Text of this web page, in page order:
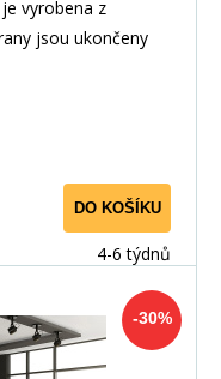
vyrobena z
jsou ukončeny
DO KOŠÍKU
4-6 týdnů
-30%